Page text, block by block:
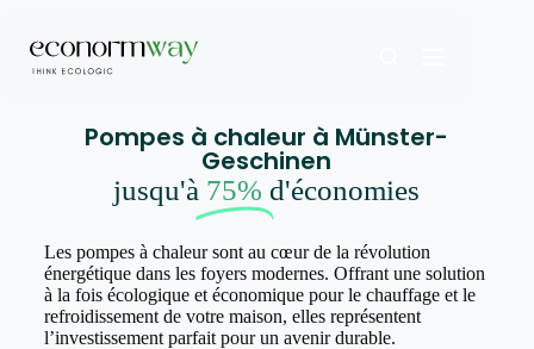
Pompes à chaleur à Münster-
Geschinen
jusqu'à 75% d'économies
Les pompes à chaleur sont au cœur de la révolution
énergétique dans les foyers modernes. Offrant une solution
à la fois écologique et économique pour le chauffage et le
refroidissement de votre maison, elles représentent
l’investissement parfait pour un avenir durable.